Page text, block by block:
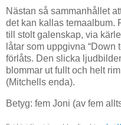
Nästan så sammanhållet
det kan kallas temaalbum.
till stolt galenskap, via
låtar som uppgivna “Down
förlåts. Den slicka
blommar ut fullt och helt
(Mitchells enda).
Betyg: fem Joni (av fem